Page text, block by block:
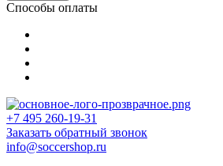
Способы оплаты
+7 495 260-19-31
Заказать обратный звонок
info@soccershop.ru